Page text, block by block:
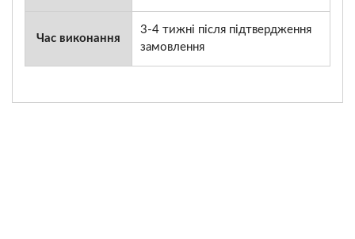
Час виконання
3-4 тижні після підтвердження
замовлення